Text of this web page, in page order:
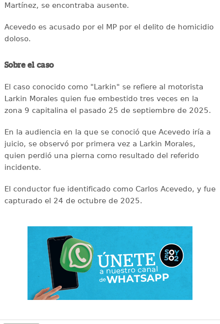
Martínez, se encontraba ausente.
Acevedo es acusado por el MP por el delito de homicidio
doloso.
Sobre el caso
El caso conocido como "Larkin" se refiere al motorista
Larkin Morales quien fue embestido tres veces en la
zona 9 capitalina el pasado 25 de septiembre de 2025.
En la audiencia en la que se conoció que Acevedo iría a
juicio, se observó por primera vez a Larkin Morales,
quien perdió una pierna como resultado del referido
incidente.
El conductor fue identificado como Carlos Acevedo, y fue
capturado el 24 de octubre de 2025.